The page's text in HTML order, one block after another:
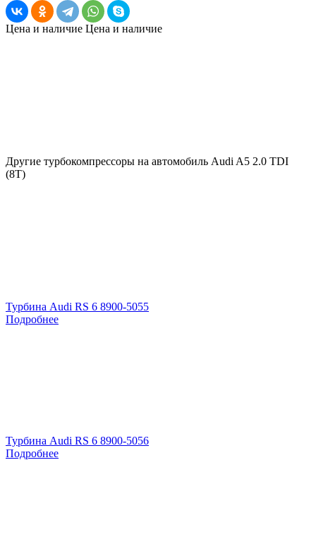
Цена и наличие Цена и наличие
Другие турбокомпрессоры на автомобиль Audi A5 2.0 TDI
(8T)
Турбина Audi RS 6 8900-5055
Подробнее
Турбина Audi RS 6 8900-5056
Подробнее